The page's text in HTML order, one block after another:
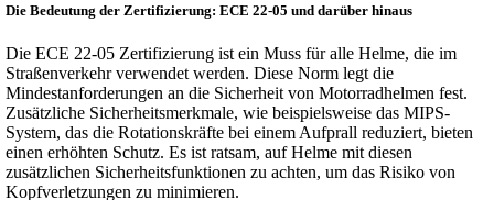
Die Bedeutung der Zertifizierung: ECE 22-05 und darüber hinaus
Die ECE 22-05 Zertifizierung ist ein Muss für alle Helme, die im
Straßenverkehr verwendet werden. Diese Norm legt die
Mindestanforderungen an die Sicherheit von Motorradhelmen fest.
Zusätzliche Sicherheitsmerkmale, wie beispielsweise das MIPS-
System, das die Rotationskräfte bei einem Aufprall reduziert, bieten
einen erhöhten Schutz. Es ist ratsam, auf Helme mit diesen
zusätzlichen Sicherheitsfunktionen zu achten, um das Risiko von
Kopfverletzungen zu minimieren.